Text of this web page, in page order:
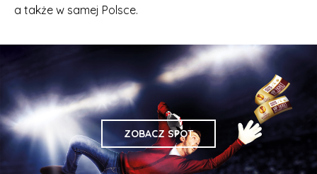
a także w samej Polsce.
ZOBACZ SPOT